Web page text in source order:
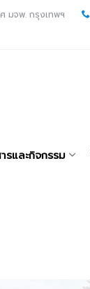
มจพ. กรุงเทพฯ
รและกิจกรรม